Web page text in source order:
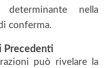
nella
conferma.
Precedenti
può rivelare la